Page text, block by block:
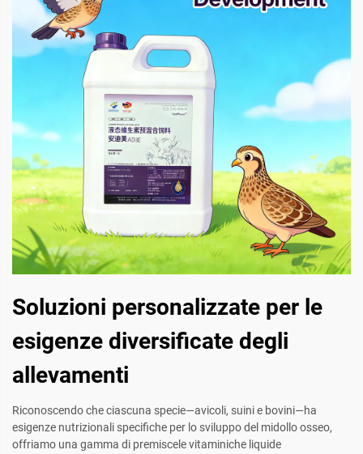
Soluzioni personalizzate per le
esigenze diversificate degli
allevamenti
Riconoscendo che ciascuna specie—avicoli, suini e bovini—ha
esigenze nutrizionali specifiche per lo sviluppo del midollo osseo,
offriamo una gamma di premiscele vitaminiche liquide